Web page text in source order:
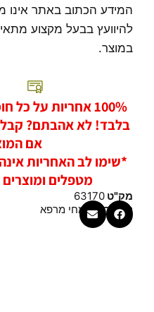
המידע הכתוב באתר אינו
להיוועץ בבעל מקצוע
במוצר.
100% אחריות על
בלבד! לא אהבתם?
אם
*שימו לב האחריות
מטפלים
מק"ט 63170
קטגוריה צמחי מרפא